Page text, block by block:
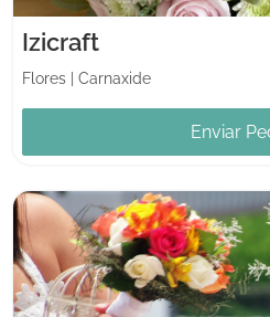
Izicraft
Flores Carnaxide
Enviar